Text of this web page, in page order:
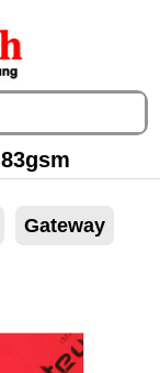
Gateway